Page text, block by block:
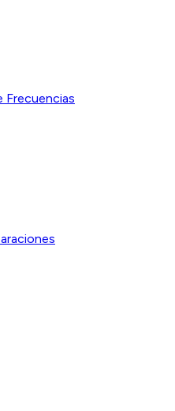
Frecuencias